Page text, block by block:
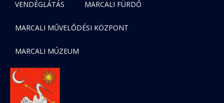
VENDÉGLÁTÁS MARCALI FÜRDŐ
MARCALI MŰVELŐDÉSI KÖZPONT
MARCALI MÚZEUM